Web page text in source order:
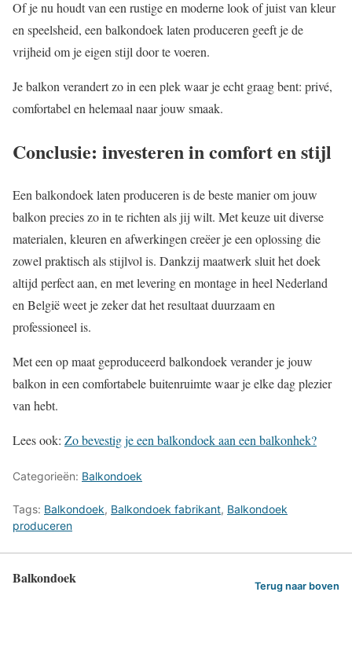
Of je nu houdt van een rustige en moderne look of juist van kleur
en speelsheid, een balkondoek laten produceren geeft je de
vrijheid om je eigen stijl door te voeren.
Je balkon verandert zo in een plek waar je echt graag bent: privé,
comfortabel en helemaal naar jouw smaak.
Conclusie: investeren in comfort en stijl
Een balkondoek laten produceren is de beste manier om jouw
balkon precies zo in te richten als jij wilt. Met keuze uit diverse
materialen, kleuren en afwerkingen creëer je een oplossing die
zowel praktisch als stijlvol is. Dankzij maatwerk sluit het doek
altijd perfect aan, en met levering en montage in heel Nederland
en België weet je zeker dat het resultaat duurzaam en
professioneel is.
Met een op maat geproduceerd balkondoek verander je jouw
balkon in een comfortabele buitenruimte waar je elke dag plezier
van hebt.
Lees ook: Zo bevestig je een balkondoek aan een balkonhek?
Categorieën: Balkondoek
Tags: Balkondoek, Balkondoek fabrikant, Balkondoek
produceren
Balkondoek Terug naar boven